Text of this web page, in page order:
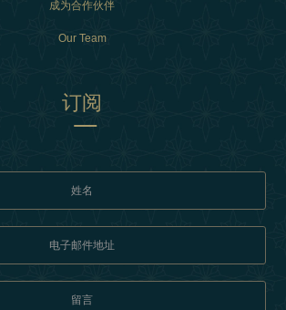
成为合作伙伴
Our Team
订阅